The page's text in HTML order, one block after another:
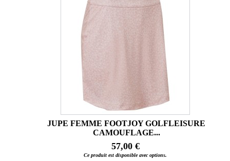
JUPE FEMME FOOTJOY GOLFLEISURE
CAMOUFLAGE...
57,00 €
Ce produit est disponible avec options.